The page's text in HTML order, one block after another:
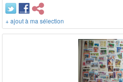
+ ajout à ma sélection